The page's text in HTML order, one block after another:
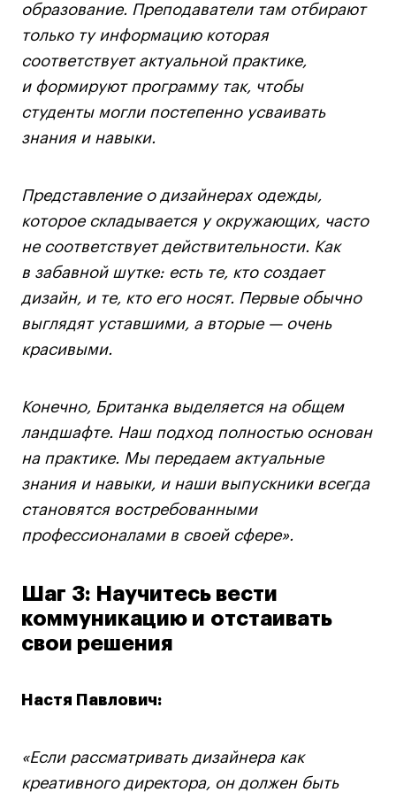
образование. Преподаватели там отбирают
только ту информацию которая
соответствует актуальной практике,
и формируют программу так, чтобы
студенты могли постепенно усваивать
знания и навыки.
Представление о дизайнерах одежды,
которое складывается у окружающих, часто
не соответствует действительности. Как
в забавной шутке: есть те, кто создает
дизайн, и те, кто его носят. Первые обычно
выглядят уставшими, а вторые — очень
красивыми.
Конечно, Британка выделяется на общем
ландшафте. Наш подход полностью основан
на практике. Мы передаем актуальные
знания и навыки, и наши выпускники всегда
становятся востребованными
профессионалами в своей сфере».
Шаг 3: Научитесь вести
коммуникацию и отстаивать
свои решения
Настя Павлович:
«Если рассматривать дизайнера как
креативного директора, он должен быть